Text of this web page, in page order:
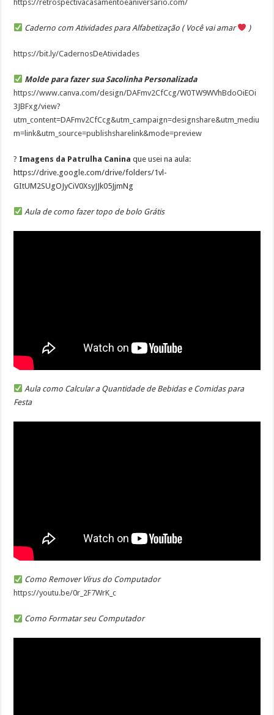
https://retrospectivacasamentoeaniversario.com/
Caderno com Atividades para Alfabetização ( Você vai amar )
https://bit.ly/CadernosDeAtividades
Molde para fazer sua Sacolinha Personalizada
https://www.canva.com/design/DAFmv2CfCcg/W0TW9WVhBdoOiEOi
3JBFxg/view?
utm_content=DAFmv2CfCcg&utm_campaign=designshare&utm_mediu
m=link&utm_source=publishsharelink&mode=preview
? Imagens da Patrulha Canina que usei na aula:
https://drive.google.com/drive/folders/1vl-
GItUM2SUgOJyCiV0XsyJJk05JjmNg
Aula de como fazer topo de bolo Grátis
Aula como Calcular a Quantidade de Bebidas e Comidas para
Festa
Como Remover Vírus do Computador
https://youtu.be/0r_2F7WrK_c
Como Formatar seu Computador